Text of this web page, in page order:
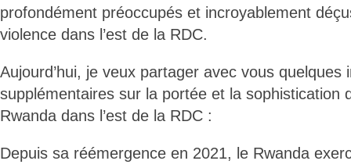
profondément préoccupés et incroyablement
violence dans l’est de la RDC.
Aujourd’hui, je veux partager avec vous quelques
supplémentaires sur la portée et la sophistication
Rwanda dans l’est de la RDC :
Depuis sa réémergence en 2021, le Rwanda